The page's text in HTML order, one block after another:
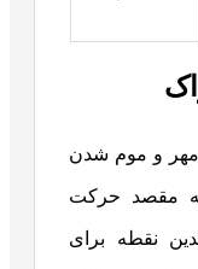
و موم شدن
مقصد حرکت
نقطه برای